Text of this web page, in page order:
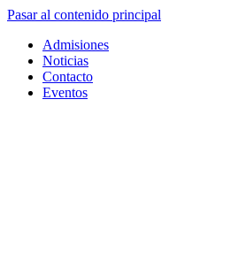
Pasar al contenido principal
Admisiones
Noticias
Contacto
Eventos